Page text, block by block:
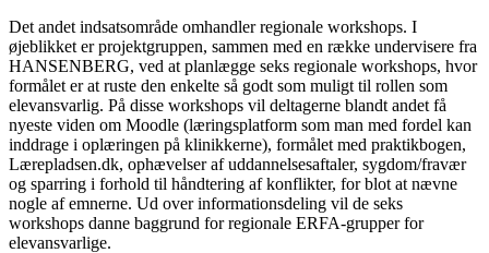
Det andet indsatsområde omhandler regionale workshops. I
øjeblikket er projektgruppen, sammen med en række undervisere fra
HANSENBERG, ved at planlægge seks regionale workshops, hvor
formålet er at ruste den enkelte så godt som muligt til rollen som
elevansvarlig. På disse workshops vil deltagerne blandt andet få
nyeste viden om Moodle (læringsplatform som man med fordel kan
inddrage i oplæringen på klinikkerne), formålet med praktikbogen,
Lærepladsen.dk, ophævelser af uddannelsesaftaler, sygdom/fravær
og sparring i forhold til håndtering af konflikter, for blot at nævne
nogle af emnerne. Ud over informationsdeling vil de seks
workshops danne baggrund for regionale ERFA-grupper for
elevansvarlige.